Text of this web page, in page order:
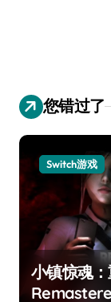
您错过了
Switch游戏
小镇惊魂